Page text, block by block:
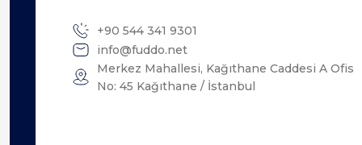
+90 544 341 9301
info@fuddo.net
Merkez Mahallesi, Kağıthane Caddesi A Ofis
No: 45 Kağıthane / İstanbul